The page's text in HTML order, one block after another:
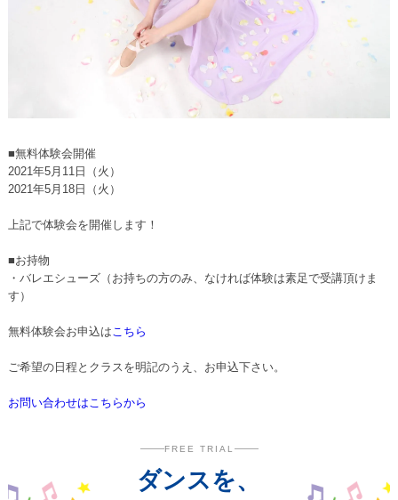
■無料体験会開催
2021年5月11日（火）
2021年5月18日（火）
上記で体験会を開催します！
■お持物
・バレエシューズ（お持ちの方のみ、なければ体験は素足で受講頂けま
す）
無料体験会お申込はこちら
ご希望の日程とクラスを明記のうえ、お申込下さい。
お問い合わせはこちらから
FREE TRIAL
ダンスを、